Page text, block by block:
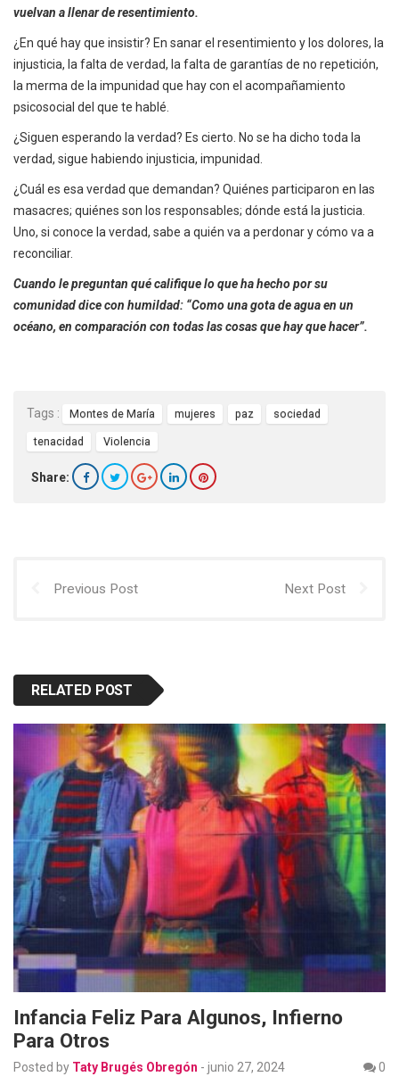
vuelvan a llenar de resentimiento.
¿En qué hay que insistir? En sanar el resentimiento y los dolores, la
injusticia, la falta de verdad, la falta de garantías de no repetición,
la merma de la impunidad que hay con el acompañamiento
psicosocial del que te hablé.
¿Siguen esperando la verdad? Es cierto. No se ha dicho toda la
verdad, sigue habiendo injusticia, impunidad.
¿Cuál es esa verdad que demandan? Quiénes participaron en las
masacres; quiénes son los responsables; dónde está la justicia.
Uno, si conoce la verdad, sabe a quién va a perdonar y cómo va a
reconciliar.
Cuando le preguntan qué califique lo que ha hecho por su
comunidad dice con humildad: “Como una gota de agua en un
océano, en comparación con todas las cosas que hay que hacer”.
Tags : Montes de María mujeres paz sociedad
tenacidad Violencia
Share:
Previous Post Next Post
RELATED POST
Infancia Feliz Para Algunos, Infierno
Para Otros
Posted by Taty Brugés Obregón - junio 27, 2024
0